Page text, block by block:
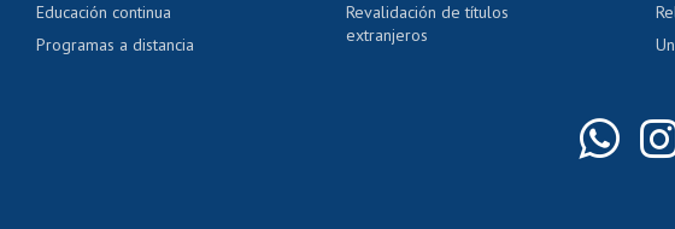
Educación continua
Programas a distancia
Revalidación de títulos
extranjeros